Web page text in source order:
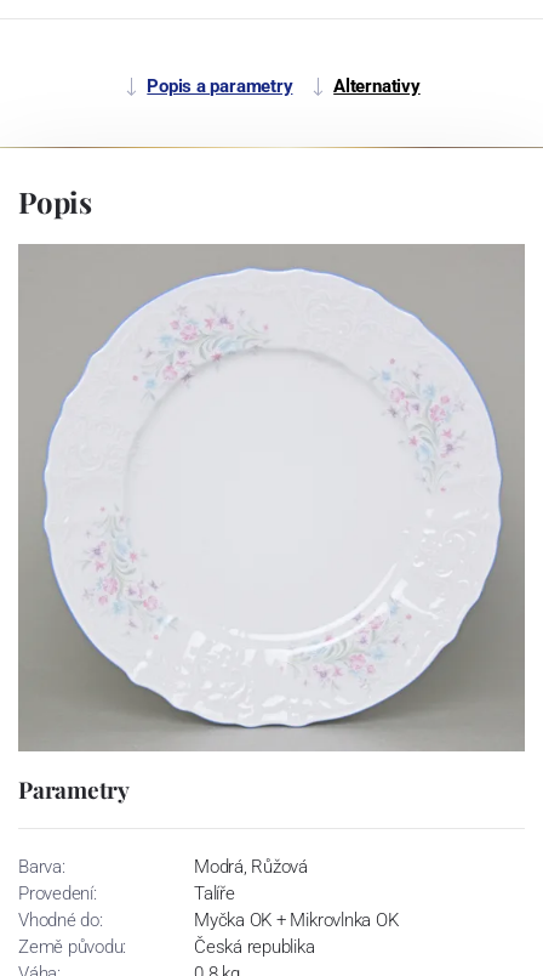
Popis a parametry Alternativy
Popis
Parametry
Barva:
Modrá, Růžová
Provedení:
Talíře
Vhodné do:
Myčka OK + Mikrovlnka OK
Země původu:
Česká republika